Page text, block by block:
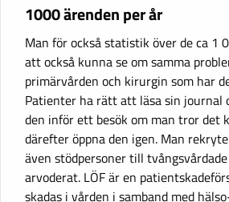
1000 ärenden per år
Man för också statistik över de ca 1
att också kunna se om samma
primärvården och kirurgin som har
Patienter ha rätt att läsa sin journal
den inför ett besök om man tror det
därefter öppna den igen. Man
även stödpersoner till
arvoderat. LÖF är en
skadas i vården i samband med